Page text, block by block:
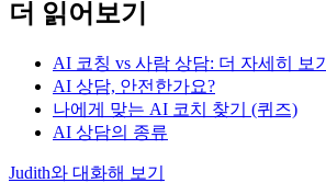
더 읽어보기
AI 코칭 vs 사람 상담: 더 자세히 보기
AI 상담, 안전한가요?
나에게 맞는 AI 코치 찾기 (퀴즈)
AI 상담의 종류
Judith와 대화해 보기